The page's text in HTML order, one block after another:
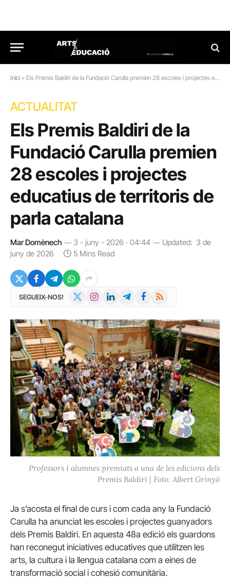
Inici » Els Premis Baldiri de la Fundació Carulla premien 28 escoles i projectes educatius de territoris de parla catalana
ACTUALITAT
Els Premis Baldiri de la
Fundació Carulla premien
28 escoles i projectes
educatius de territoris de
parla catalana
Mar Domènech 3 - juny - 2026 · 04:44 Updated: 3 de
juny de 2026
5 Mins Read
SEGUEIX-NOS! InstagramLinkedInTelegramFacebook
RSS
Professors i alumnes premiats a una de les edicions dels
Premis Baldiri | Foto: Albert Grinyó
Ja s’acosta el final de curs i com cada any la Fundació
Carulla ha anunciat les escoles i projectes guanyadors
dels Premis Baldiri. En aquesta 48a edició els guardons
han reconegut iniciatives educatives que utilitzen les
arts, la cultura i la llengua catalana com a eines de
transformació social i cohesió comunitària.